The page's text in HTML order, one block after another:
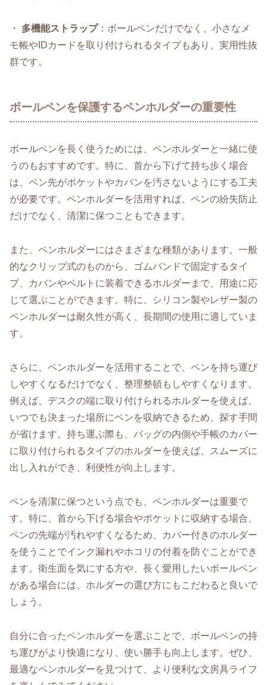
・ 多機能ストラップ：ボールペンだけでなく、小さなメ
モ帳やIDカードを取り付けられるタイプもあり、実用性抜
群です。
ボールペンを保護するペンホルダーの重要性
ボールペンを長く使うためには、ペンホルダーと一緒に使
うのもおすすめです。特に、首から下げて持ち歩く場合
は、ペン先がポケットやカバンを汚さないようにする工夫
が必要です。ペンホルダーを活用すれば、ペンの紛失防止
だけでなく、清潔に保つこともできます。
また、ペンホルダーにはさまざまな種類があります。一般
的なクリップ式のものから、ゴムバンドで固定するタイ
プ、カバンやベルトに装着できるホルダーまで、用途に応
じて選ぶことができます。特に、シリコン製やレザー製の
ペンホルダーは耐久性が高く、長期間の使用に適していま
す。
さらに、ペンホルダーを活用することで、ペンを持ち運び
しやすくなるだけでなく、整理整頓もしやすくなります。
例えば、デスクの端に取り付けられるホルダーを使えば、
いつでも決まった場所にペンを収納できるため、探す手間
が省けます。持ち運ぶ際も、バッグの内側や手帳のカバー
に取り付けられるタイプのホルダーを使えば、スムーズに
出し入れができ、利便性が向上します。
ペンを清潔に保つという点でも、ペンホルダーは重要で
す。特に、首から下げる場合やポケットに収納する場合、
ペンの先端が汚れやすくなるため、カバー付きのホルダー
を使うことでインク漏れやホコリの付着を防ぐことができ
ます。衛生面を気にする方や、長く愛用したいボールペン
がある場合には、ホルダーの選び方にもこだわると良いで
しょう。
自分に合ったペンホルダーを選ぶことで、ボールペンの持
ち運びがより快適になり、使い勝手も向上します。ぜひ、
最適なペンホルダーを見つけて、より便利な文房具ライフ